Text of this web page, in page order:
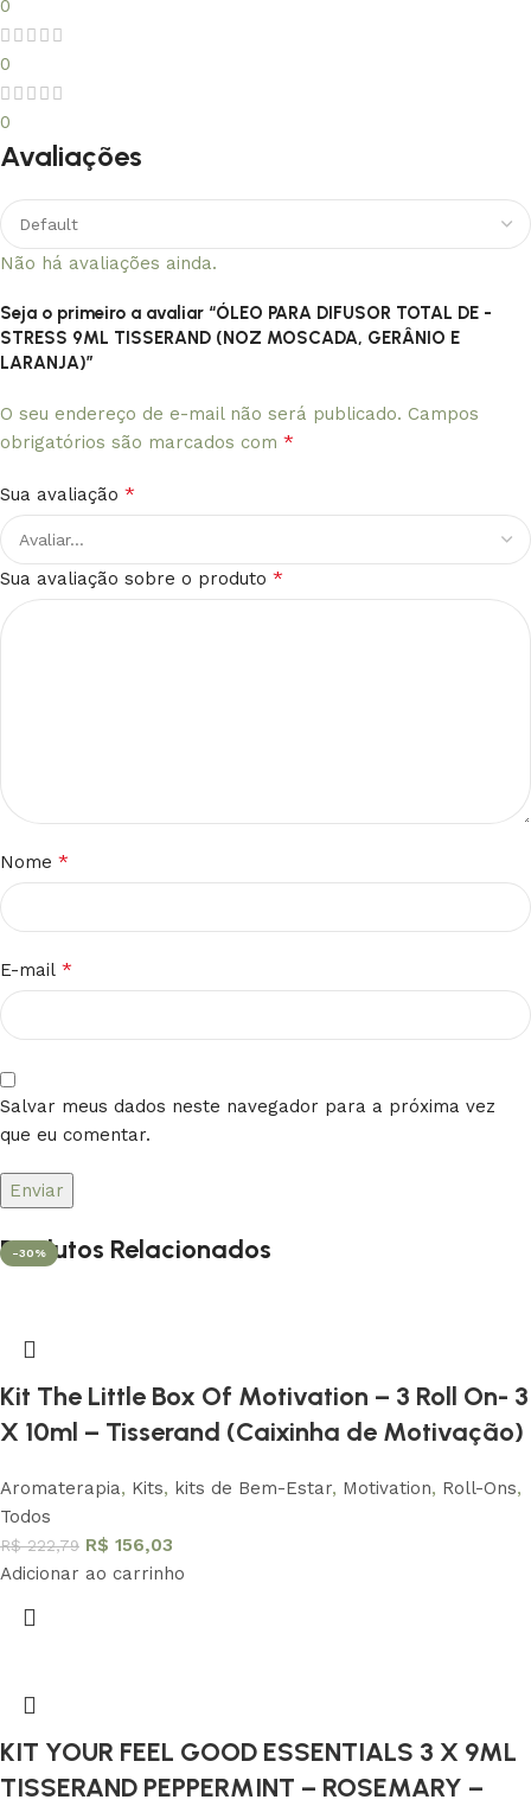
0
0
0
Avaliações
Não há avaliações ainda.
Seja o primeiro a avaliar “ÓLEO PARA DIFUSOR TOTAL DE -
STRESS 9ML TISSERAND (NOZ MOSCADA, GERÂNIO E
LARANJA)”
O seu endereço de e-mail não será publicado. Campos
obrigatórios são marcados com *
Sua avaliação *
Sua avaliação sobre o produto *
Nome *
E-mail *
Salvar meus dados neste navegador para a próxima vez
que eu comentar.
Produtos Relacionados
-30%
Kit The Little Box Of Motivation – 3 Roll On- 3
X 10ml – Tisserand (Caixinha de Motivação)
Aromaterapia, Kits, kits de Bem-Estar, Motivation, Roll-Ons,
Todos
R$222,79 R$ 156,03
Adicionar ao carrinho
KIT YOUR FEEL GOOD ESSENTIALS 3 X 9ML
TISSERAND PEPPERMINT – ROSEMARY –